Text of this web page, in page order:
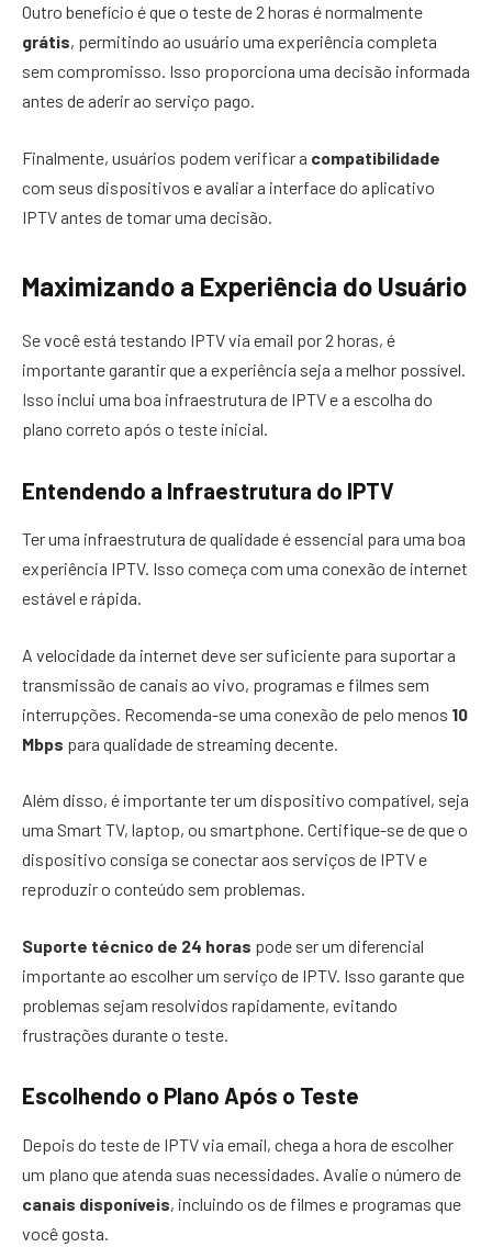
Outro benefício é que o teste de 2 horas é normalmente
grátis, permitindo ao usuário uma experiência completa
sem compromisso. Isso proporciona uma decisão informada
antes de aderir ao serviço pago.
Finalmente, usuários podem verificar a compatibilidade
com seus dispositivos e avaliar a interface do aplicativo
IPTV antes de tomar uma decisão.
Maximizando a Experiência do Usuário
Se você está testando IPTV via email por 2 horas, é
importante garantir que a experiência seja a melhor possível.
Isso inclui uma boa infraestrutura de IPTV e a escolha do
plano correto após o teste inicial.
Entendendo a Infraestrutura do IPTV
Ter uma infraestrutura de qualidade é essencial para uma boa
experiência IPTV. Isso começa com uma conexão de internet
estável e rápida.
A velocidade da internet deve ser suficiente para suportar a
transmissão de canais ao vivo, programas e filmes sem
interrupções. Recomenda-se uma conexão de pelo menos 10
Mbps para qualidade de streaming decente.
Além disso, é importante ter um dispositivo compatível, seja
uma Smart TV, laptop, ou smartphone. Certifique-se de que o
dispositivo consiga se conectar aos serviços de IPTV e
reproduzir o conteúdo sem problemas.
Suporte técnico de 24 horas pode ser um diferencial
importante ao escolher um serviço de IPTV. Isso garante que
problemas sejam resolvidos rapidamente, evitando
frustrações durante o teste.
Escolhendo o Plano Após o Teste
Depois do teste de IPTV via email, chega a hora de escolher
um plano que atenda suas necessidades. Avalie o número de
canais disponíveis, incluindo os de filmes e programas que
você gosta.